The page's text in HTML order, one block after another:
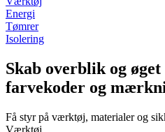
Energi
Tømrer
Isolering
Skab overblik og
farvekoder og
Få styr på værktøj, materialer og
Værktøj